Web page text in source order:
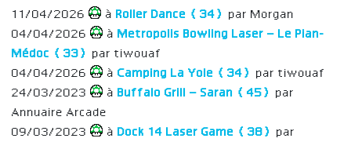
11/04/2026 à Roller Dance (34)
par Morgan
04/04/2026
à Metropolis Bowling Laser – Le Pian-
Médoc (33)
par tiwouaf
04/04/2026
à Camping La Yole (34)
par tiwouaf
24/03/2023
à Buffalo Grill – Saran (45)
par
Annuaire Arcade
09/03/2023
à Dock 14 Laser Game (38)
par